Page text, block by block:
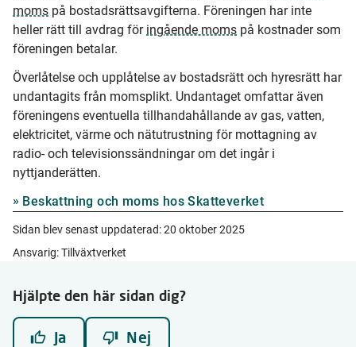
moms på bostadsrättsavgifterna. Föreningen har inte
heller rätt till avdrag för ingående moms på kostnader som
föreningen betalar.
Överlåtelse och upplåtelse av bostadsrätt och hyresrätt har
undantagits från momsplikt. Undantaget omfattar även
föreningens eventuella tillhandahållande av gas, vatten,
elektricitet, värme och nätutrustning för mottagning av
radio- och televisionssändningar om det ingår i
nyttjanderätten.
Beskattning och moms hos Skatteverket
Sidan blev senast uppdaterad:20 oktober 2025
Ansvarig: Tillväxtverket
Hjälpte den här sidan dig?
Ja Nej